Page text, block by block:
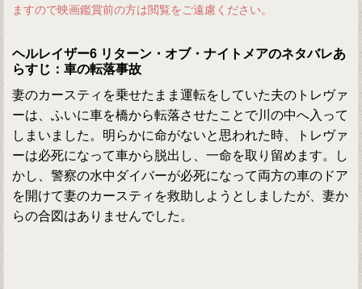
ますので映画鑑賞前の方は閲覧をご遠慮ください。
ヘルレイザー6 リターン・オブ・ナイトメアのネタバレあ
らすじ：車の転落事故
妻のカースティを乗せたまま運転をしていた夫のトレヴァ
ーは、ふいに車を橋から転落させたことで川の中へ入って
しまいました。明らかに命がないと思われた時、トレヴァ
ーは必死になって車から脱出し、一命を取り留めます。し
かし、警察の水中ダイバーが必死になって両方の車のドア
を開けて妻のカースティを救助しようとしましたが、妻か
らの合図はありませんでした。